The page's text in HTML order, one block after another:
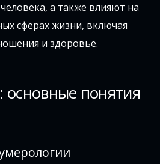
а также влияют на
сферах жизни, включая
и здоровье.
основные понятия